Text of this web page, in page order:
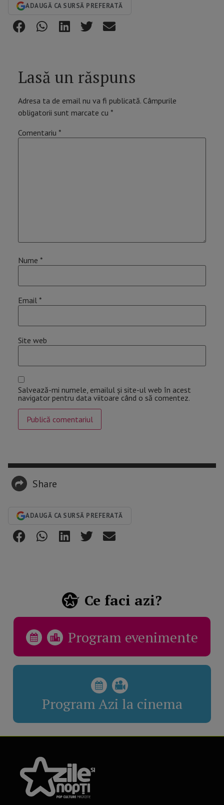
ADAUGĂ CA SURSĂ PREFERATĂ
Lasă un răspuns
Adresa ta de email nu va fi publicată. Câmpurile
obligatorii sunt marcate cu *
Comentariu *
Nume *
Email *
Site web
Salvează-mi numele, emailul și site-ul web în acest
navigator pentru data viitoare când o să comentez.
Share
ADAUGĂ CA SURSĂ PREFERATĂ
Ce faci azi?
Program evenimente
Program Azi la cinema